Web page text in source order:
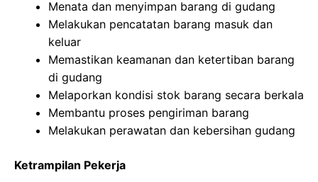
Menata dan menyimpan barang di gudang
Melakukan pencatatan barang masuk dan
keluar
Memastikan keamanan dan ketertiban barang
di gudang
Melaporkan kondisi stok barang secara berkala
Membantu proses pengiriman barang
Melakukan perawatan dan kebersihan gudang
Ketrampilan Pekerja